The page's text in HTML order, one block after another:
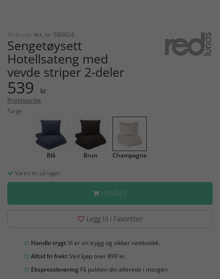
Redlunds Art. nr: 580604
Sengetøysett
Hotellsateng med
vevde striper 2-deler
539 kr
Prishistorikk
Farge
Blå Brun Champagne
Varen er på lager
HANDLE
Legg til i Favoritter
Handle trygtVi er en trygg og sikker nettbutikk.
Alltid fri fraktVed kjøp over 899 kr.
Ekspresslevering Få pakken din allerede i morgen.